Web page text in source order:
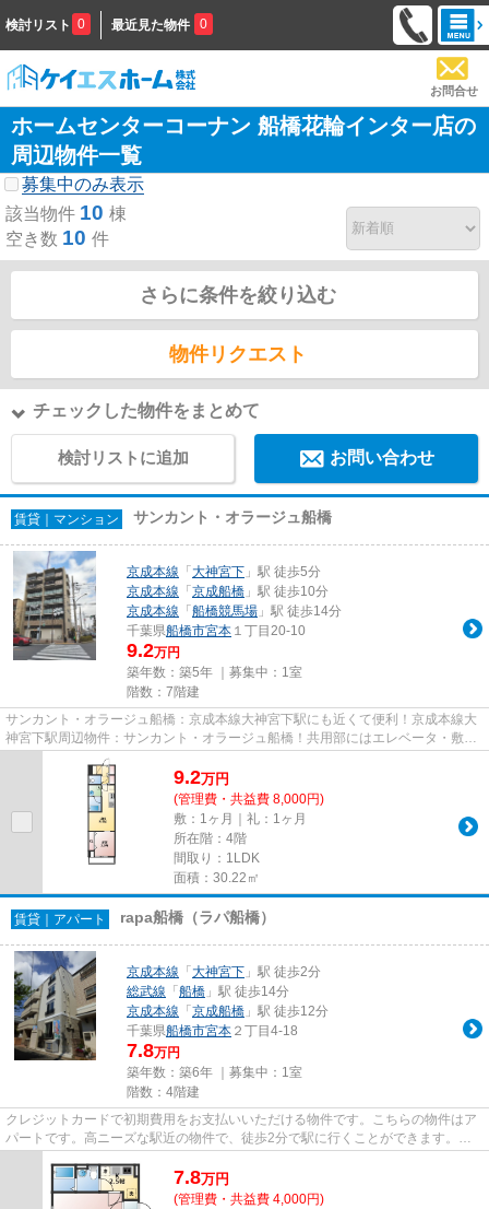
検討リスト 0 最近見た物件 0
お問合せ
ホームセンターコーナン 船橋花輪インター店の
周辺物件一覧
募集中のみ表示
該当物件 10 棟
空き数 10 件
さらに条件を絞り込む
物件リクエスト
チェックした物件をまとめて
検討リストに追加 お問い合わせ
賃貸｜マンション サンカント・オラージュ船橋
京成本線 「 大神宮下 」駅 徒歩5分
京成本線 「 京成船橋 」駅 徒歩10分
京成本線 「 船橋競馬場 」駅 徒歩14分
千葉県船橋市宮本 １丁目20-10
9.2万円
築年数：築5年 ｜募集中： 1室
階数：7階建
サンカント・オラージュ船橋：京成本線大神宮下駅にも近くて便利！京成本線大
神宮下駅周辺物件：サンカント・オラージュ船橋！共用部にはエレベータ・敷地
内ごみ置き場などが備わって...
9.2万円
(管理費・共益費 8,000円)
敷：1ヶ月｜礼：1ヶ月
所在階：4階
間取り：1LDK
面積：30.22㎡
賃貸｜アパート rapa船橋（ラパ船橋）
京成本線 「 大神宮下 」駅 徒歩2分
総武線 「 船橋 」駅 徒歩14分
京成本線 「 京成船橋 」駅 徒歩12分
千葉県船橋市宮本 ２丁目4-18
7.8万円
築年数：築6年 ｜募集中： 1室
階数：4階建
クレジットカードで初期費用をお支払いいただける物件です。こちらの物件はア
パートです。高ニーズな駅近の物件で、徒歩2分で駅に行くことができます。築5
7.8万円
(管理費・共益費 4,000円)